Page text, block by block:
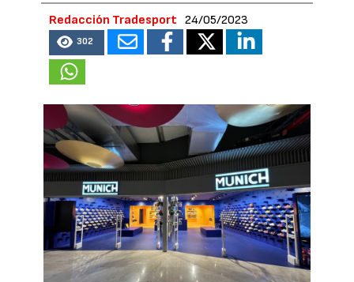
Redacción Tradesport 24/05/2023
302